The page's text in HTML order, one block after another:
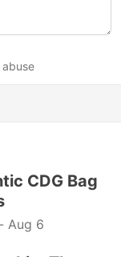
abuse
CDG Bag
Aug 6